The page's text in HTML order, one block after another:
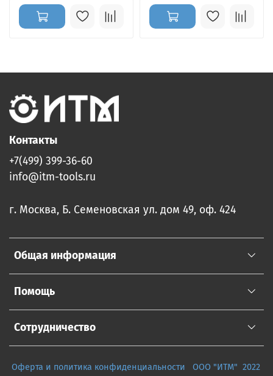
Общая информация
Помощь
Сотрудничество
Контакты
+7(499) 399-36-60
info@itm-tools.ru
г. Москва, Б. Семеновская ул. дом 49, оф. 424
Оферта и политика конфиденциальности
ООО "ИТМ" 2022